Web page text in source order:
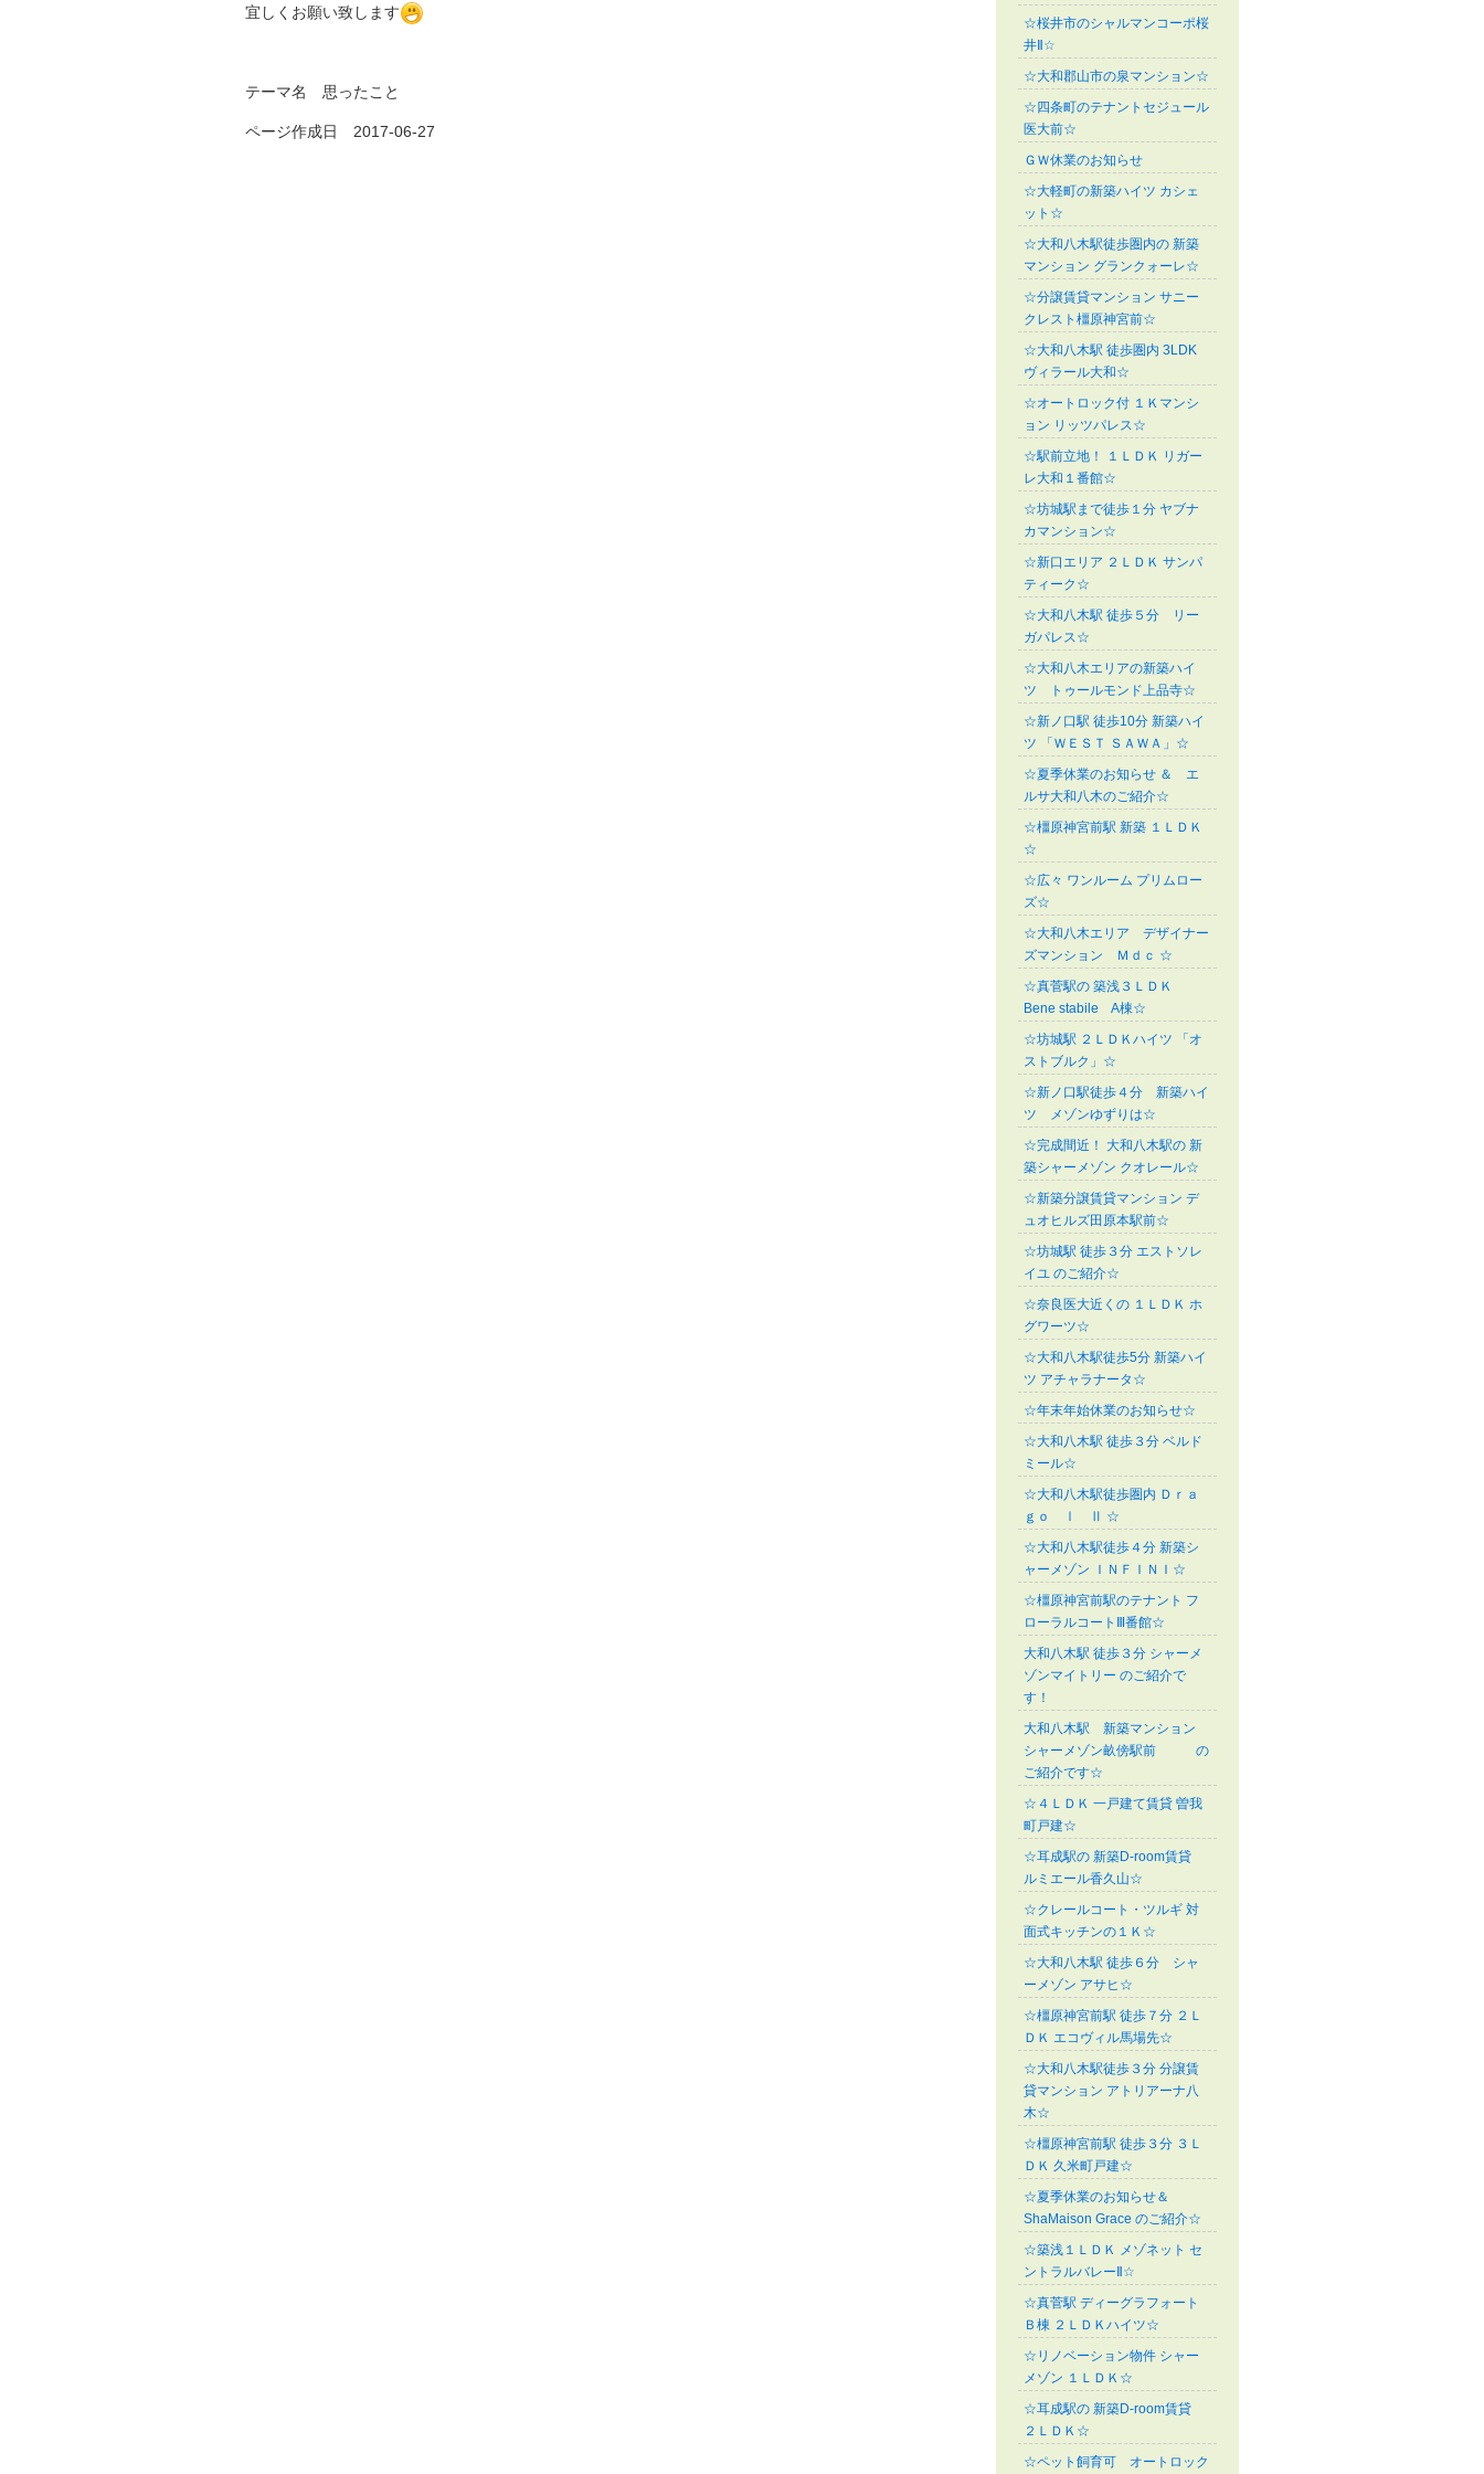
宜しくお願い致します
テーマ名 思ったこと
ページ作成日 2017-06-27
☆桜井市のシャルマンコーポ桜
井Ⅱ☆
☆大和郡山市の泉マンション☆
☆四条町のテナントセジュール
医大前☆
ＧＷ休業のお知らせ
☆大軽町の新築ハイツ カシェ
ット☆
☆大和八木駅徒歩圏内の 新築
マンション グランクォーレ☆
☆分譲賃貸マンション サニー
クレスト橿原神宮前☆
☆大和八木駅 徒歩圏内 3LDK
ヴィラール大和☆
☆オートロック付 １Ｋマンシ
ョン リッツパレス☆
☆駅前立地！ １ＬＤＫ リガー
レ大和１番館☆
☆坊城駅まで徒歩１分 ヤブナ
カマンション☆
☆新口エリア ２ＬＤＫ サンパ
ティーク☆
☆大和八木駅 徒歩５分 リー
ガパレス☆
☆大和八木エリアの新築ハイ
ツ トゥールモンド上品寺☆
☆新ノ口駅 徒歩10分 新築ハイ
ツ 「ＷＥＳＴ ＳＡＷＡ」☆
☆夏季休業のお知らせ ＆ エ
ルサ大和八木のご紹介☆
☆橿原神宮前駅 新築 １ＬＤＫ
☆
☆広々 ワンルーム プリムロー
ズ☆
☆大和八木エリア デザイナー
ズマンション Ｍｄｃ ☆
☆真菅駅の 築浅３ＬＤＫ
Bene stabile A棟☆
☆坊城駅 ２ＬＤＫハイツ 「オ
ストブルク」☆
☆新ノ口駅徒歩４分 新築ハイ
ツ メゾンゆずりは☆
☆完成間近！ 大和八木駅の 新
築シャーメゾン クオレール☆
☆新築分譲賃貸マンション デ
ュオヒルズ田原本駅前☆
☆坊城駅 徒歩３分 エストソレ
イユ のご紹介☆
☆奈良医大近くの １ＬＤＫ ホ
グワーツ☆
☆大和八木駅徒歩5分 新築ハイ
ツ アチャラナータ☆
☆年末年始休業のお知らせ☆
☆大和八木駅 徒歩３分 ベルド
ミール☆
☆大和八木駅徒歩圏内 Ｄｒａ
ｇｏ Ⅰ Ⅱ ☆
☆大和八木駅徒歩４分 新築シ
ャーメゾン ＩＮＦＩＮＩ☆
☆橿原神宮前駅のテナント フ
ローラルコートⅢ番館☆
大和八木駅 徒歩３分 シャーメ
ゾンマイトリー のご紹介で
す！
大和八木駅 新築マンション
シャーメゾン畝傍駅前 の
ご紹介です☆
☆４ＬＤＫ 一戸建て賃貸 曽我
町戸建☆
☆耳成駅の 新築D-room賃貸
ルミエール香久山☆
☆クレールコート・ツルギ 対
面式キッチンの１Ｋ☆
☆大和八木駅 徒歩６分 シャ
ーメゾン アサヒ☆
☆橿原神宮前駅 徒歩７分 ２Ｌ
ＤＫ エコヴィル馬場先☆
☆大和八木駅徒歩３分 分譲賃
貸マンション アトリアーナ八
木☆
☆橿原神宮前駅 徒歩３分 ３Ｌ
ＤＫ 久米町戸建☆
☆夏季休業のお知らせ＆
ShaMaison Grace のご紹介☆
☆築浅１ＬＤＫ メゾネット セ
ントラルバレーⅡ☆
☆真菅駅 ディーグラフォート
Ｂ棟 ２ＬＤＫハイツ☆
☆リノベーション物件 シャー
メゾン １ＬＤＫ☆
☆耳成駅の 新築D-room賃貸
２ＬＤＫ☆
☆ペット飼育可 オートロック